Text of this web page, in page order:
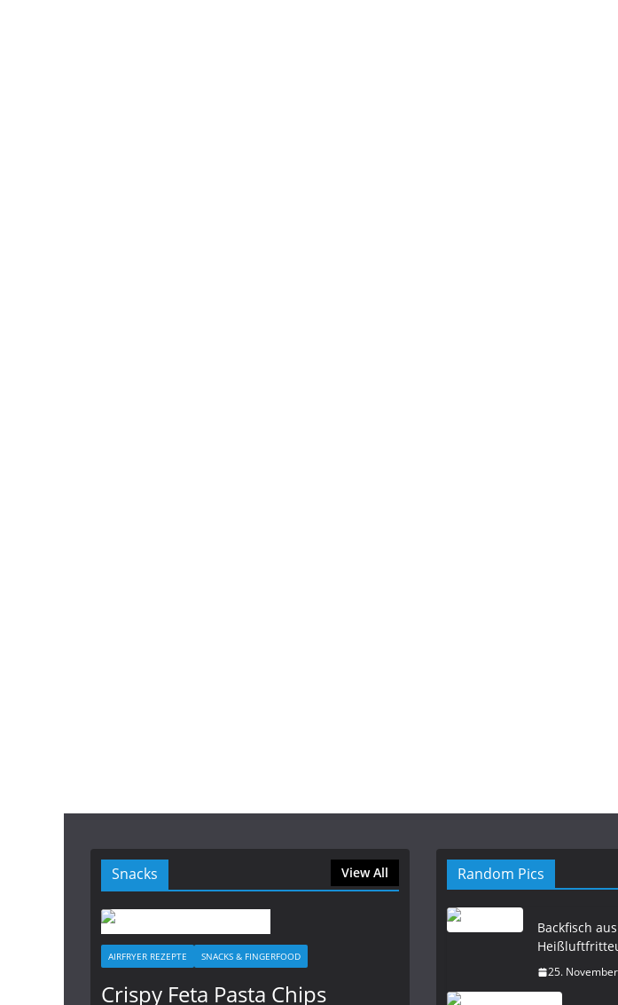
Snacks View All
AIRFRYER REZEPTE SNACKS & FINGERFOOD
Crispy Feta Pasta Chips
Random Pics
Backfisch
25.